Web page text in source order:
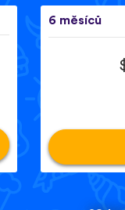
6 měsíců